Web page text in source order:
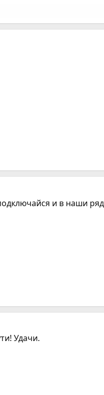
и в наши
Удачи.